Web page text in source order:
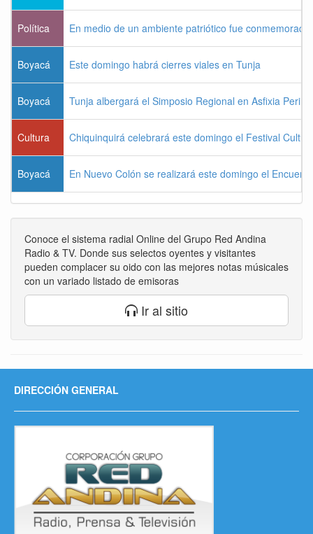
Política En medio de un ambiente patriótico fue
Boyacá Este domingo habrá cierres viales en Tunja
Boyacá Tunja albergará el Simposio Regional en Asfixia
Cultura Chiquinquirá celebrará este domingo el Festival
Boyacá En Nuevo Colón se realizará este domingo el
Conoce el sistema radial Online del Grupo Red Andina
Radio & TV. Donde sus selectos oyentes y visitantes
pueden complacer su oido con las mejores notas músicales
con un variado listado de emisoras
Ir al sitio
DIRECCIÓN GENERAL